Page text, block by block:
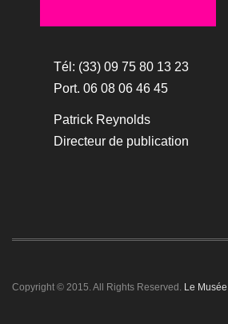
Tél: (33) 09 75 80 13 23
Port. 06 08 06 46 45
Patrick Reynolds
Directeur de publication
Copyright © 2015. All Rights Reserved. Le